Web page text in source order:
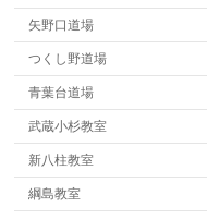
矢野口道場
つくし野道場
青葉台道場
武蔵小杉教室
新八柱教室
綱島教室